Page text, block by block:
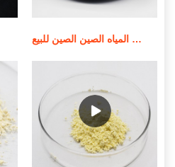
أفضل المبيعات الكيميائية لمعالجة المياه الصين الصين للبيع